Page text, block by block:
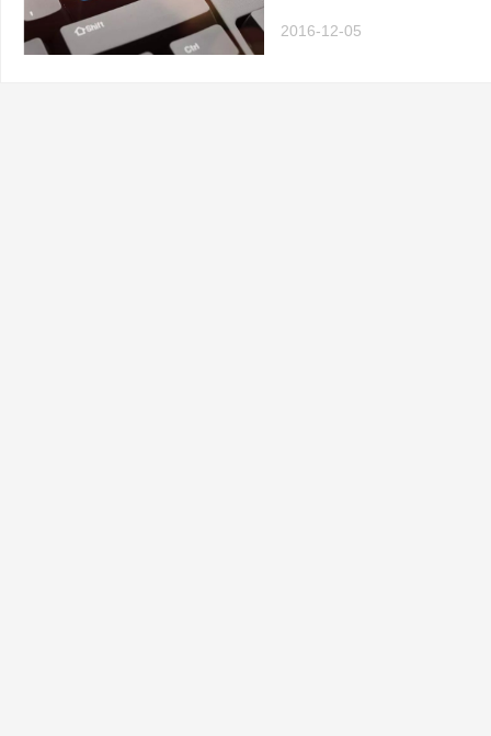
2016-12-05